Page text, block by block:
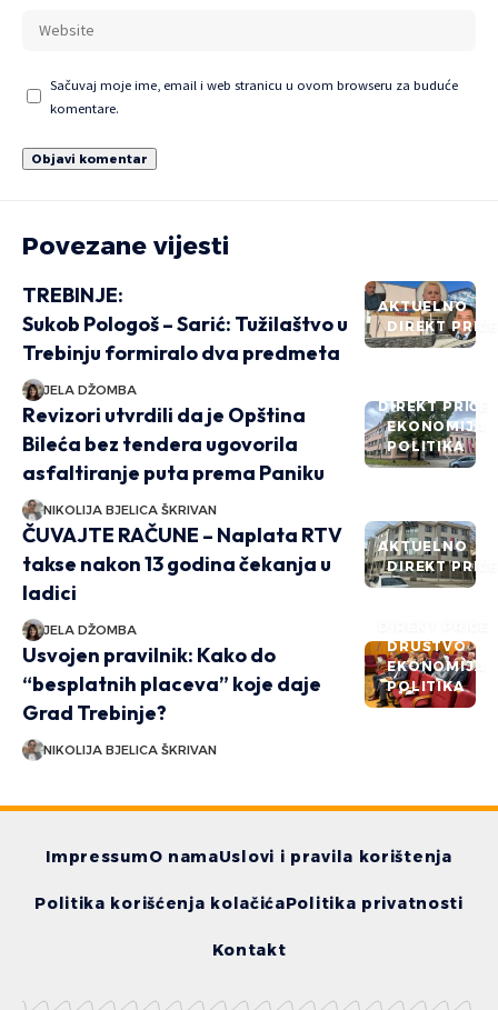
Sačuvaj moje ime, email i web stranicu u ovom browseru za buduće
komentare.
Povezane vijesti
AKTUELNO
DIREKT PRIČE
TREBINJE:
Sukob Pologoš – Sarić: Tužilaštvo u
Trebinju formiralo dva predmeta
JELA DŽOMBA
DIREKT PRIČE
EKONOMIJA
POLITIKA
Revizori utvrdili da je Opština
Bileća bez tendera ugovorila
asfaltiranje puta prema Paniku
NIKOLIJA BJELICA ŠKRIVAN
AKTUELNO
DIREKT PRIČE
ČUVAJTE RAČUNE – Naplata RTV
takse nakon 13 godina čekanja u
ladici
JELA DŽOMBA
DRUŠTVO
EKONOMIJA
POLITIKA
Usvojen pravilnik: Kako do
“besplatnih placeva” koje daje
Grad Trebinje?
NIKOLIJA BJELICA ŠKRIVAN
ImpressumO namaUslovi i pravila korištenja
Politika korišćenja kolačićaPolitika privatnosti
Kontakt